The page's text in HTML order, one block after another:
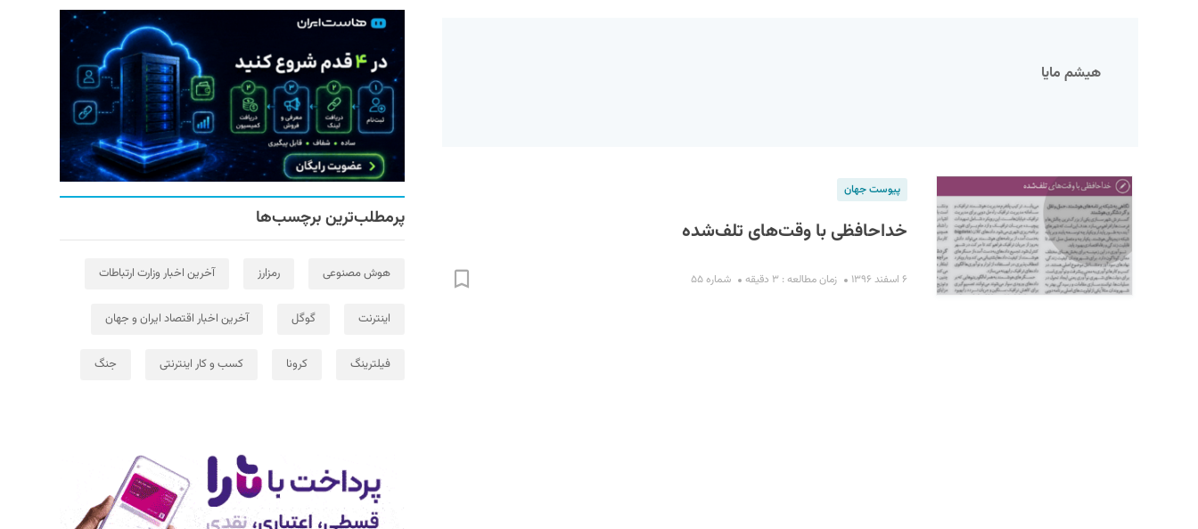
هیشم مایا
پیوست جهان
خداحافظی با وقت‌های تلف‌شده
۶ اسفند ۱۳۹۶ زمان مطالعه : ۳ دقیقه شماره ۵۵
پرمطلب‌ترین برچسب‌ها
هوش مصنوعی رمزارز آخرین اخبار وزارت ارتباطات
اینترنت گوگل آخرین اخبار اقتصاد ایران و جهان
فیلترینگ کرونا کسب و کار اینترنتی جنگ